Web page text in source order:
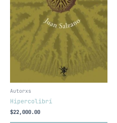
Autorxs
Hipercolibrí
$22,000.00